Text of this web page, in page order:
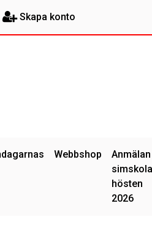
Skapa konto
Webbshop
Anmälan
hösten
2026